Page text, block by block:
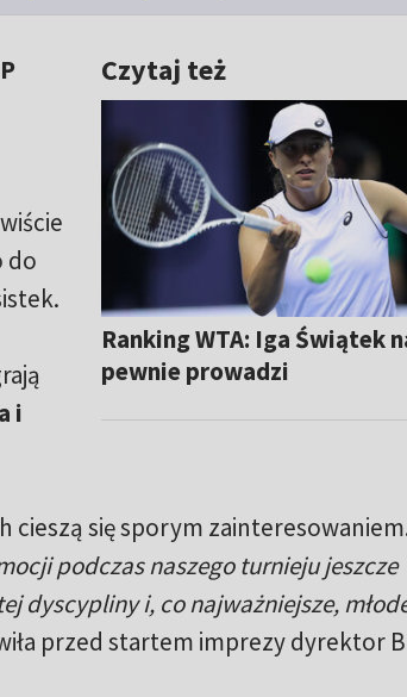
Czytaj też
Ranking WTA: Iga Świątek
pewnie prowadzi
do
i
cieszą się sporym
podczas naszego turnieju jeszcze
dyscypliny i, co najważniejsze,
przed startem imprezy dyrektor